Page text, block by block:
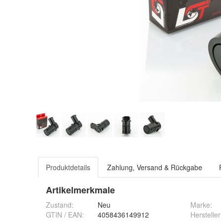
Produktdetails Zahlung, Versand & Rückgabe
Artikelmerkmale
Zustand:
Neu
GTIN / EAN:
4058436149912
Marke: